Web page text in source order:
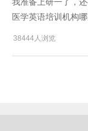
医学英语培训机构
38444人浏览